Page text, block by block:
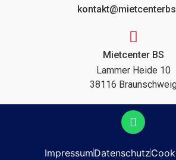
Mietcenter BS
Lammer Heide 10
38116
ImpressumDatenschutz